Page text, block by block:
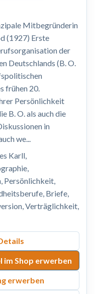
Mitbegründerin
(1927) Erste
der
Deutschlands (B. O.
frühen 20.
Persönlichkeit
B. O. als auch die
in
we...
Karll,
Persönlichkeit,
Briefe,
Verträglichkeit,
im Shop erwerben
erwerben